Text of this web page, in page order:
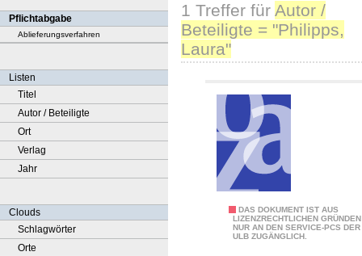
Pflichtabgabe
Ablieferungsverfahren
Listen
Titel
Autor / Beteiligte
Ort
Verlag
Jahr
Clouds
Schlagwörter
Orte
1 Treffer für Autor /
Beteiligte = "Philipps,
Laura"
DAS DOKUMENT IST AUS
LIZENZRECHTLICHEN GRÜNDEN
NUR AN DEN SERVICE-PCS DER
ULB ZUGÄNGLICH.
W